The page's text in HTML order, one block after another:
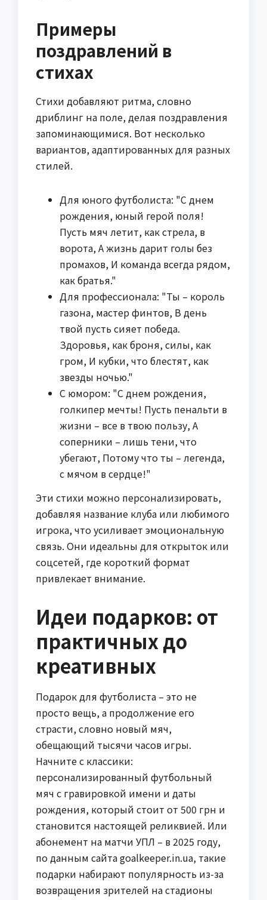
Примеры
поздравлений в
стихах
Стихи добавляют ритма, словно
дриблинг на поле, делая поздравления
запоминающимися. Вот несколько
вариантов, адаптированных для разных
стилей.
Для юного футболиста: "С днем
рождения, юный герой поля!
Пусть мяч летит, как стрела, в
ворота, А жизнь дарит голы без
промахов, И команда всегда рядом,
как братья."
Для профессионала: "Ты – король
газона, мастер финтов, В день
твой пусть сияет победа.
Здоровья, как броня, силы, как
гром, И кубки, что блестят, как
звезды ночью."
С юмором: "С днем рождения,
голкипер мечты! Пусть пенальти в
жизни – все в твою пользу, А
соперники – лишь тени, что
убегают, Потому что ты – легенда,
с мячом в сердце!"
Эти стихи можно персонализировать,
добавляя название клуба или любимого
игрока, что усиливает эмоциональную
связь. Они идеальны для открыток или
соцсетей, где короткий формат
привлекает внимание.
Идеи подарков: от
практичных до
креативных
Подарок для футболиста – это не
просто вещь, а продолжение его
страсти, словно новый мяч,
обещающий тысячи часов игры.
Начните с классики:
персонализированный футбольный
мяч с гравировкой имени и даты
рождения, который стоит от 500 грн и
становится настоящей реликвией. Или
абонемент на матчи УПЛ – в 2025 году,
по данным сайта goalkeeper.in.ua, такие
подарки набирают популярность из-за
возвращения зрителей на стадионы